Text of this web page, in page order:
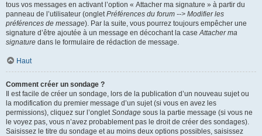
tous vos messages en activant l’option « Attacher ma signature » à partir du
panneau de l’utilisateur (ongletPréférences du forum --> Modifier les
préférences de message). Par la suite, vous pourrez toujours empêcher une
signature d’être ajoutée à un message en décochant la caseAttacher ma
signature dans le formulaire de rédaction de message.
Haut
Comment créer un sondage ?
Il est facile de créer un sondage, lors de la publication d’un nouveau sujet ou
la modification du premier message d’un sujet (si vous en avez les
permissions), cliquez sur l’ongletSondage sous la partie message (si vous ne
le voyez pas, vous n’avez probablement pas le droit de créer des sondages).
Saisissez le titre du sondage et au moins deux options possibles, saisissez